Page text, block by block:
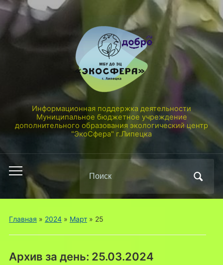
Информационная поддержка деятельности
Муниципальное бюджетное учреждение
дополнительного образования экологический центр
"ЭкоСфера" г.Липецка
Переключить
мобильное
меню
по:
Главная » 2024» Март» 25
Архив за день: 25.03.2024